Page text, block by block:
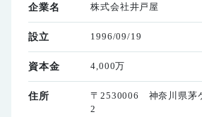
企業名 株式会社井戸屋
設立 1996/09/19
資本金 4,000万
住所
〒2530006 神奈川県茅
2